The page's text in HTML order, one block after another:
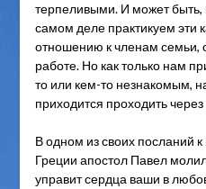
терпеливыми. И может быть,
самом деле практикуем эти
отношению к членам семьи,
работе. Но как только нам
то или кем-то незнакомым,
приходится проходить
В одном из своих посланий
Греции апостол Павел
управит сердца ваши в